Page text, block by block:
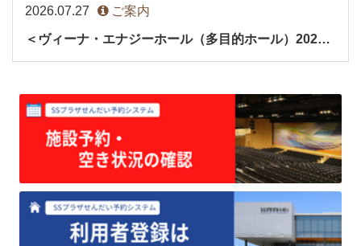
2026.07.27 ご案内
＜ヴィーナ・エナジーホール（多目的ホール）2027年9月分・会議室2027年3月分＞の予約受付を開始します。